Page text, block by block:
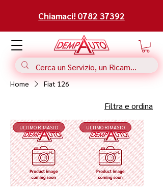
Chiamaci! 0782 37392
Home Fiat 126
Filtra e ordina
ULTIMO RIMASTO ULTIMO RIMASTO